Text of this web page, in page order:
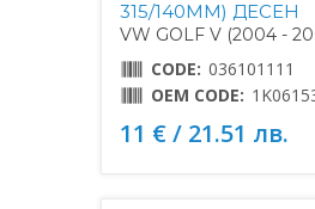
315/140MM) ДЕСЕН
VW GOLF V (2004 -
CODE: 036101111
OEM CODE:
11 € / 21.51 лв.